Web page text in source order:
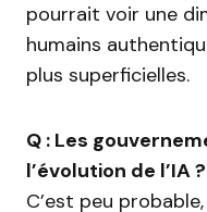
pourrait voir une
humains
plus superficielles.
Q : Les
l’évolution de l’IA ?
C’est peu